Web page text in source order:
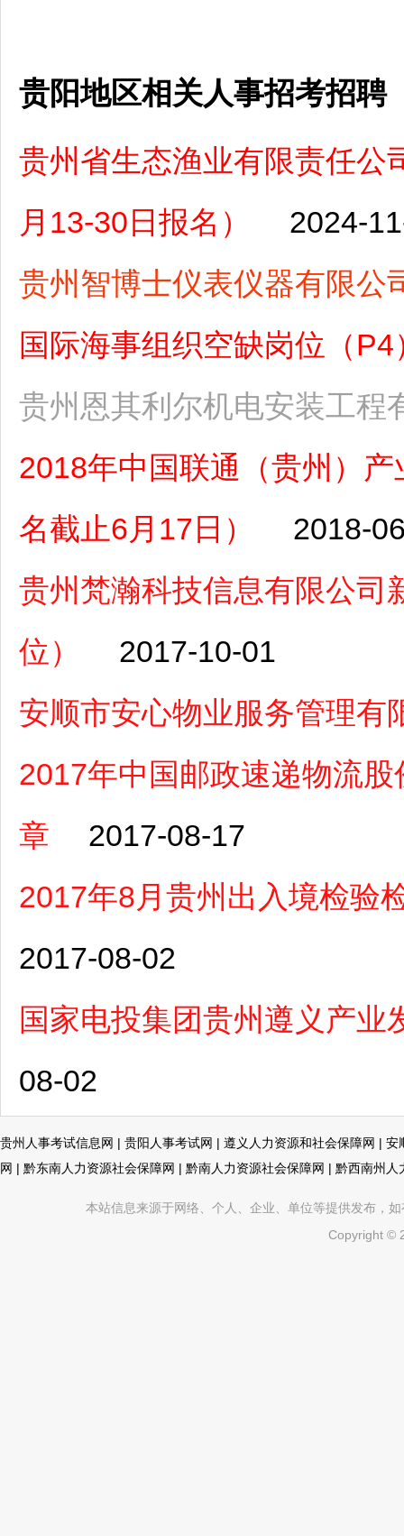
贵阳地区相关人事招考招聘
贵州省生态渔业有限责任公
月13-30日报名）
2024-
贵州智博士仪表仪器有限公
国际海事组织空缺岗位（
贵州恩其利尔机电安装工程
2018年中国联通（贵州）
名截止6月17日）
2018-
贵州梵瀚科技信息有限公司
位）
2017-10-01
安顺市安心物业服务管理有
2017年中国邮政速递物流
章
2017-08-17
2017年8月贵州出入境检验
2017-08-02
国家电投集团贵州遵义产
08-02
贵州人事考试信息网 | 贵阳人事考试网 | 遵义人力资源和社会保障网 | 安
网 | 黔东南人力资源社会保障网 | 黔南人力资源社会保障网 | 黔西南州人
本站信息来源于网络、个人、企业、单位等提供发布，
Copyright ©